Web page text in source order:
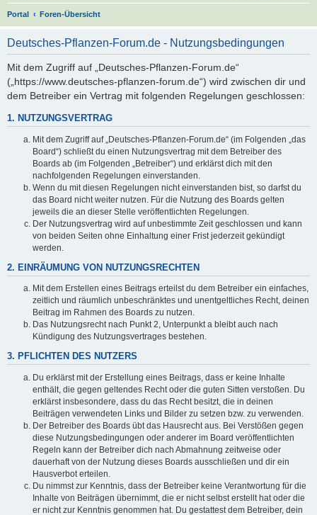
Portal Foren-Übersicht
Deutsches-Pflanzen-Forum.de - Nutzungsbedingungen
Mit dem Zugriff auf „Deutsches-Pflanzen-Forum.de“
(„https://www.deutsches-pflanzen-forum.de“) wird zwischen dir und
dem Betreiber ein Vertrag mit folgenden Regelungen geschlossen:
1. NUTZUNGSVERTRAG
Mit dem Zugriff auf „Deutsches-Pflanzen-Forum.de“ (im Folgenden „das
Board“) schließt du einen Nutzungsvertrag mit dem Betreiber des
Boards ab (im Folgenden „Betreiber“) und erklärst dich mit den
nachfolgenden Regelungen einverstanden.
Wenn du mit diesen Regelungen nicht einverstanden bist, so darfst du
das Board nicht weiter nutzen. Für die Nutzung des Boards gelten
jeweils die an dieser Stelle veröffentlichten Regelungen.
Der Nutzungsvertrag wird auf unbestimmte Zeit geschlossen und kann
von beiden Seiten ohne Einhaltung einer Frist jederzeit gekündigt
werden.
2. EINRÄUMUNG VON NUTZUNGSRECHTEN
Mit dem Erstellen eines Beitrags erteilst du dem Betreiber ein einfaches,
zeitlich und räumlich unbeschränktes und unentgeltliches Recht, deinen
Beitrag im Rahmen des Boards zu nutzen.
Das Nutzungsrecht nach Punkt 2, Unterpunkt a bleibt auch nach
Kündigung des Nutzungsvertrages bestehen.
3. PFLICHTEN DES NUTZERS
Du erklärst mit der Erstellung eines Beitrags, dass er keine Inhalte
enthält, die gegen geltendes Recht oder die guten Sitten verstoßen. Du
erklärst insbesondere, dass du das Recht besitzt, die in deinen
Beiträgen verwendeten Links und Bilder zu setzen bzw. zu verwenden.
Der Betreiber des Boards übt das Hausrecht aus. Bei Verstößen gegen
diese Nutzungsbedingungen oder anderer im Board veröffentlichten
Regeln kann der Betreiber dich nach Abmahnung zeitweise oder
dauerhaft von der Nutzung dieses Boards ausschließen und dir ein
Hausverbot erteilen.
Du nimmst zur Kenntnis, dass der Betreiber keine Verantwortung für die
Inhalte von Beiträgen übernimmt, die er nicht selbst erstellt hat oder die
er nicht zur Kenntnis genommen hat. Du gestattest dem Betreiber, dein